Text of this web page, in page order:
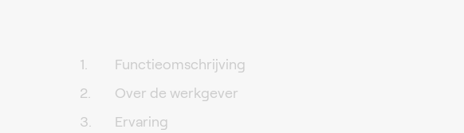
Functieomschrijving
Over de werkgever
Ervaring